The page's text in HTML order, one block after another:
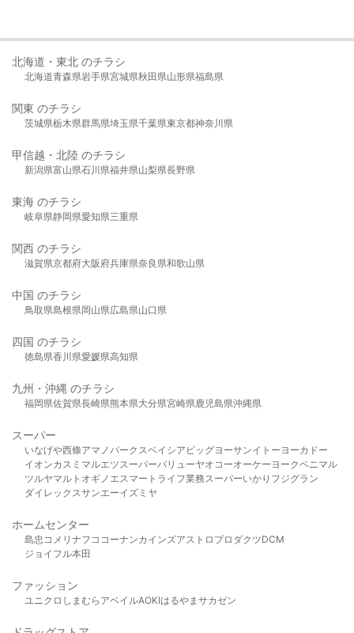
北海道・東北 のチラシ
北海道青森県岩手県宮城県秋田県山形県福島県
関東 のチラシ
茨城県栃木県群馬県埼玉県千葉県東京都神奈川県
甲信越・北陸 のチラシ
新潟県富山県石川県福井県山梨県長野県
東海 のチラシ
岐阜県静岡県愛知県三重県
関西 のチラシ
滋賀県京都府大阪府兵庫県奈良県和歌山県
中国 のチラシ
鳥取県島根県岡山県広島県山口県
四国 のチラシ
徳島県香川県愛媛県高知県
九州・沖縄 のチラシ
福岡県佐賀県長崎県熊本県大分県宮崎県鹿児島県沖縄県
スーパー
いなげや西條アマノパークスベイシア ビッグヨーサンイトーヨーカドー
イオンカスミ マルエツスーパーバリューヤオコーオーケー ヨークベニマル
ツルヤマルト オギノ エスマート ライフ業務スーパーいかり フジグラン
ダイレックスサンエーイズミヤ
ホームセンター
島忠 コメリ ナフコ コーナンカインズアストロプロダクツDCM
ジョイフル本田
ファッション
ユニクロ しまむら アベイルAOKIはるやま サカゼン